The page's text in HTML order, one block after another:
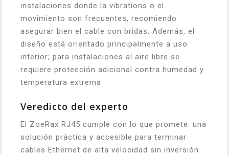
instalaciones donde la vibrations o el
movimiento son frecuentes, recomiendo
asegurar bien el cable con bridas. Además, el
diseño está orientado principalmente a uso
interior; para instalaciones al aire libre se
requiere protección adicional contra humedad y
temperatura extrema.
Veredicto del experto
El ZoeRax RJ45 cumple con lo que promete: una
solución práctica y accesible para terminar
cables Ethernet de alta velocidad sin inversión